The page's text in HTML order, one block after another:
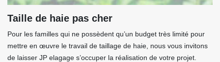
Taille de haie pas cher
Pour les familles qui ne possèdent qu’un budget très limité pour
mettre en œuvre le travail de taillage de haie, nous vous invitons
de laisser JP elagage s’occuper la réalisation de votre projet.